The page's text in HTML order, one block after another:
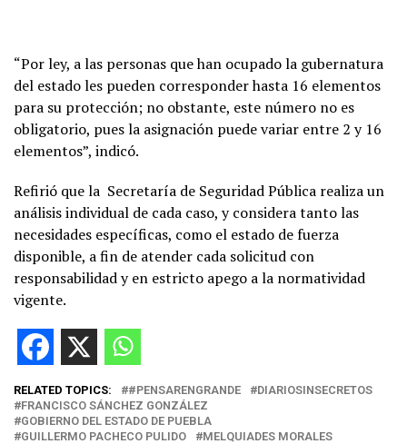
“Por ley, a las personas que han ocupado la gubernatura
del estado les pueden corresponder hasta 16 elementos
para su protección; no obstante, este número no es
obligatorio, pues la asignación puede variar entre 2 y 16
elementos”, indicó.
Refirió que la Secretaría de Seguridad Pública realiza un
análisis individual de cada caso, y considera tanto las
necesidades específicas, como el estado de fuerza
disponible, a fin de atender cada solicitud con
responsabilidad y en estricto apego a la normatividad
vigente.
RELATED TOPICS: #PENSARENGRANDE
DIARIOSINSECRETOS
FRANCISCO SÁNCHEZ GONZÁLEZ
GOBIERNO DEL ESTADO DE PUEBLA
GUILLERMO PACHECO PULIDO
MELQUIADES MORALES